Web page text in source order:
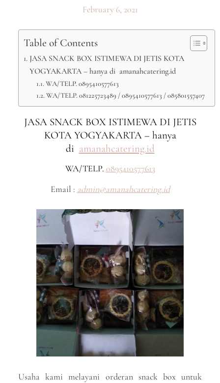
February 6, 2021
Table of Contents
JASA SNACK BOX ISTIMEWA DI JETIS KOTA
YOGYAKARTA – hanya di amanahcatering.id
WA/TELP. 0895410577613
WA/TELP. 081225723489 / 0895410577613 / 085801557407
JASA SNACK BOX ISTIMEWA DI JETIS
KOTA YOGYAKARTA – hanya
di amanahcatering.id
WA/TELP. 0895410577613
Email : admin@amanahcatering.id
Usaha kami melayani orderan snack box untuk